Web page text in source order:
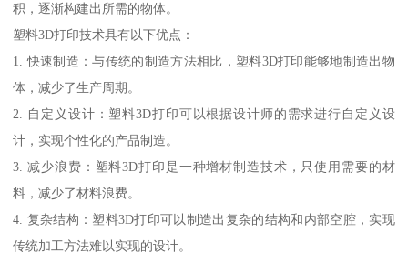
积，逐渐构建出所需的物体。
塑料3D打印技术具有以下优点：
1. 快速制造：与传统的制造方法相比，塑料3D打印能够地制造出物
体，减少了生产周期。
2. 自定义设计：塑料3D打印可以根据设计师的需求进行自定义设
计，实现个性化的产品制造。
3. 减少浪费：塑料3D打印是一种增材制造技术，只使用需要的材
料，减少了材料浪费。
4. 复杂结构：塑料3D打印可以制造出复杂的结构和内部空腔，实现
传统加工方法难以实现的设计。